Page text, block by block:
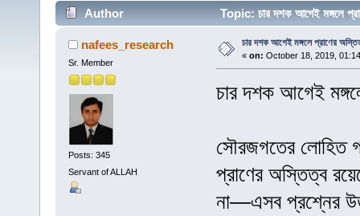
Author Topic: চার দশক আগেই মঙ্গলে
nafees_research
Sr. Member
Posts: 345
Servant of ALLAH
চার দশক আগেই মঙ্গলে প্রাণের
« on: October 18, 2019,
চার দশক আগেই
সৌরজগতের লোহিত
প্রাণের অস্তিত্ব
না—এসব প্রশ্নের